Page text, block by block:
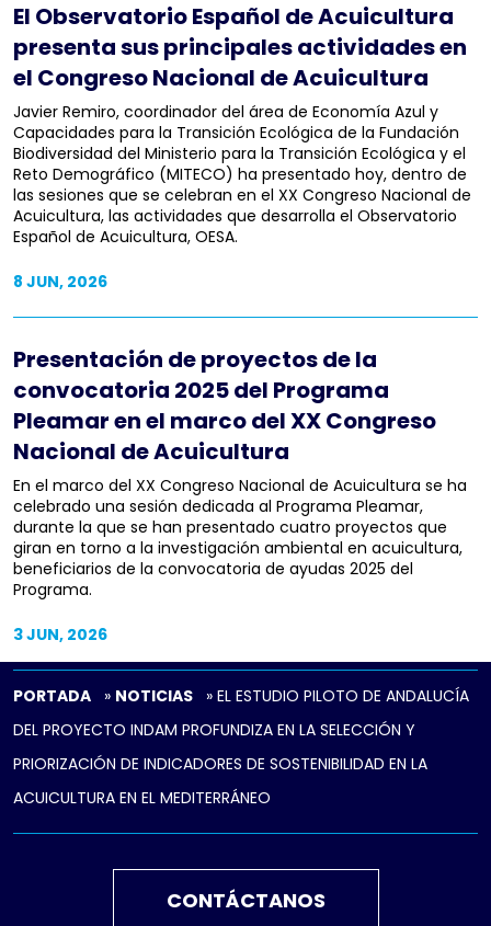
PORTADA » NOTICIAS » EL ESTUDIO PILOTO DE ANDALUCÍA
DEL PROYECTO INDAM PROFUNDIZA EN LA SELECCIÓN Y
PRIORIZACIÓN DE INDICADORES DE SOSTENIBILIDAD EN LA
ACUICULTURA EN EL MEDITERRÁNEO
El Observatorio Español de Acuicultura
presenta sus principales actividades en
el Congreso Nacional de Acuicultura
Javier Remiro, coordinador del área de Economía Azul y
Capacidades para la Transición Ecológica de la Fundación
Biodiversidad del Ministerio para la Transición Ecológica y el
Reto Demográfico (MITECO) ha presentado hoy, dentro de
las sesiones que se celebran en el XX Congreso Nacional de
Acuicultura, las actividades que desarrolla el Observatorio
Español de Acuicultura, OESA.
8 JUN, 2026
Presentación de proyectos de la
convocatoria 2025 del Programa
Pleamar en el marco del XX Congreso
Nacional de Acuicultura
En el marco del XX Congreso Nacional de Acuicultura se ha
celebrado una sesión dedicada al Programa Pleamar,
durante la que se han presentado cuatro proyectos que
giran en torno a la investigación ambiental en acuicultura,
beneficiarios de la convocatoria de ayudas 2025 del
Programa.
3 JUN, 2026
CONTÁCTANOS